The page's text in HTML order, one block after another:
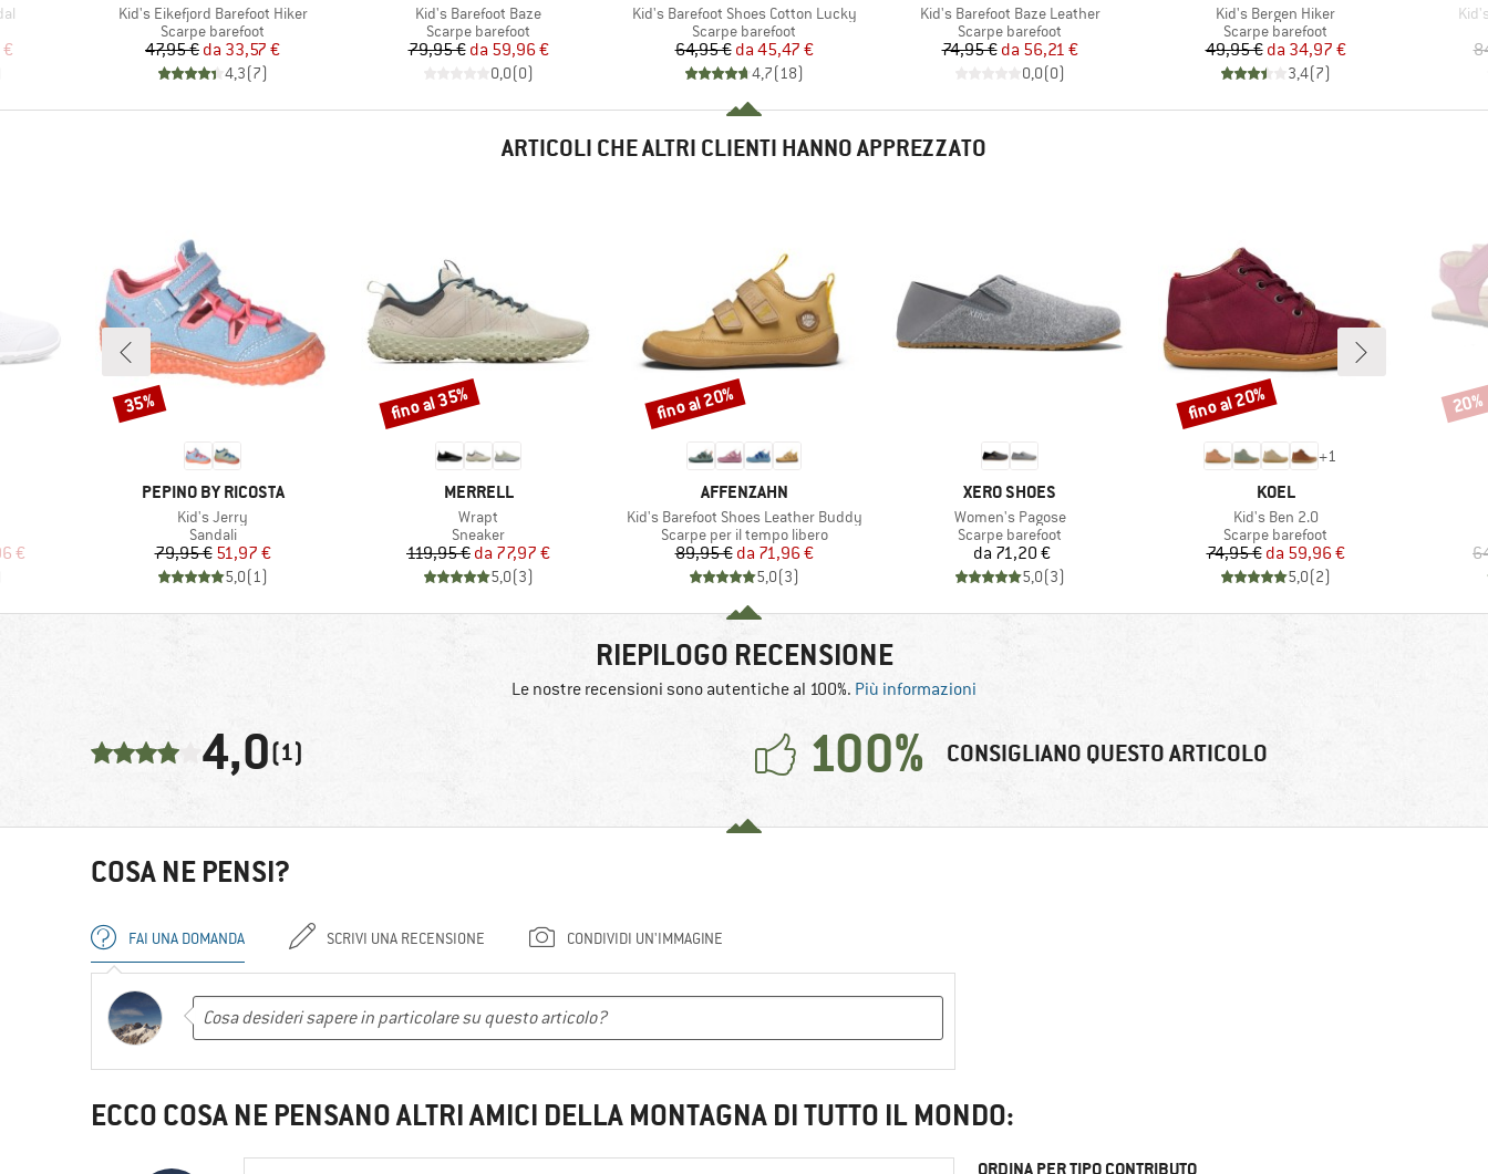
Articolo
Kid's Eikefjord Barefoot Hiker
Gruppo di prodotti
Scarpe barefoot
Prezzo
47,95 € Prezzo ridotto
da 33,57 €
4,3(7)
Articolo
Kid's Barefoot Baze
Gruppo di prodotti
Scarpe barefoot
Prezzo
79,95 € Prezzo ridotto
da 59,96 €
0,0(0)
Articolo
Kid's Barefoot Shoes Cotton Lucky
Gruppo di prodotti
Scarpe barefoot
Prezzo
64,95 € Prezzo ridotto
da 45,47 €
4,7(18)
Articolo
Kid's Barefoot Baze Leather
Gruppo di prodotti
Scarpe barefoot
Prezzo
74,95 € Prezzo ridotto
da 56,21 €
0,0(0)
Articolo
Kid's Bergen Hiker
Gruppo di prodotti
Scarpe barefoot
Prezzo
49,95 € Prezzo ridotto
da 34,97 €
3,4(7)
ARTICOLI CHE ALTRI CLIENTI HANNO APPREZZATO
€
MARCHIO
PEPINO BY RICOSTA
Articolo
Kid's Jerry
Gruppo di prodotti
Sandali
Prezzo
79,95 €Prezzo ridotto
51,97 €
5,0(1)
Sconto
35%
MARCHIO
MERRELL
Articolo
Wrapt
Gruppo di prodotti
Sneaker
Prezzo
119,95 € Prezzo ridotto
da 77,97 €
5,0(3)
Sconto
fino al 35%
MARCHIO
AFFENZAHN
Articolo
Kid's Barefoot Shoes Leather Buddy
Gruppo di prodotti
Scarpe per il tempo libero
Prezzo
89,95 € Prezzo ridotto
da 71,96 €
5,0(3)
Sconto
fino al 20%
MARCHIO
XERO SHOES
Articolo
Women's Pagose
Gruppo di prodotti
Scarpe barefoot
Prezzo
da 71,20 €
5,0(3)
+1
MARCHIO
KOEL
Articolo
Kid's Ben 2.0
Gruppo di prodotti
Scarpe barefoot
Prezzo
74,95 € Prezzo ridotto
da 59,96 €
5,0(2)
Sconto
fino al 20% 20%
RIEPILOGO RECENSIONE
Le nostre recensioni sono autentiche al 100%. Più informazioni
4,0(1) 100% CONSIGLIANO QUESTO ARTICOLO
COSA NE PENSI?
FAI UNA DOMANDA SCRIVI UNA RECENSIONE CONDIVIDI UN'IMMAGINE
ECCO COSA NE PENSANO ALTRI AMICI DELLA MONTAGNA DI TUTTO IL MONDO: